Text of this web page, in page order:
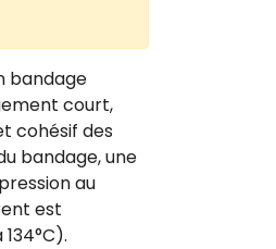
bandage
court,
cohésif des
bandage, une
au
est